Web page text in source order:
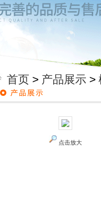
首页 > 产品展示 >
点击放大